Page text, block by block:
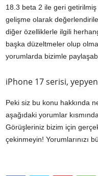
18.3 beta 2 ile geri getirilmiş
gelişme olarak
diğer özelliklerle ilgili
başka düzeltmeler olup
yorumlarda bizimle
iPhone 17 serisi,
Peki siz bu konu hakkında
aşağıdaki yorumlar
Görüşleriniz bizim için
çekinmeyin! Yorumlarınızı